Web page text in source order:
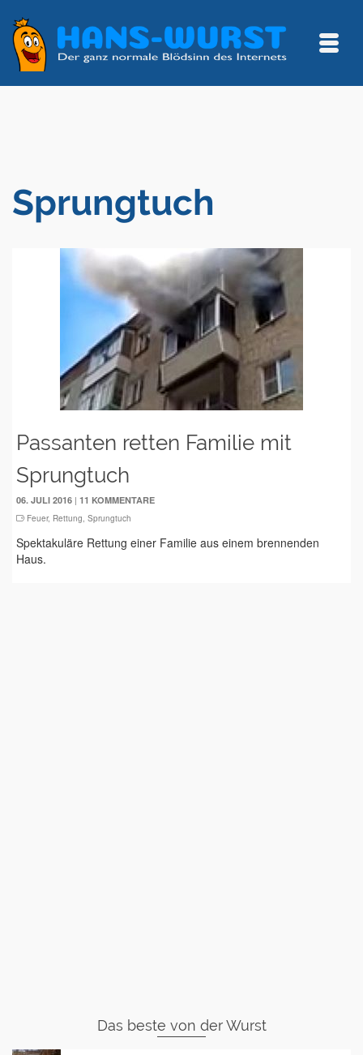
Sprungtuch
Passanten retten Familie mit
Sprungtuch
06. JULI 2016 | 11 KOMMENTARE
Feuer, Rettung, Sprungtuch
Spektakuläre Rettung einer Familie aus einem brennenden
Haus.
Das beste von der Wurst